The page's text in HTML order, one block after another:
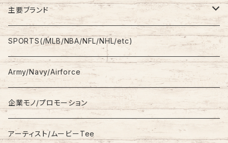
Shirt
L/S
S/S
Sweatshirt
Hoodie
Fleece
Knit/Sweater
Work Pants
Shorts
主要ブランド
adidas
Champion
Carhartt
Columbia
SPORTS(/MLB/NBA/NFL/NHL/etc)
Army/Navy/Airforce
企業モノ/プロモーション
アーティスト/ムービーTee